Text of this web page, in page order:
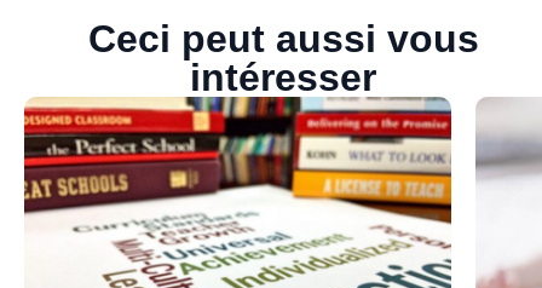
Ceci peut aussi vous
intéresser